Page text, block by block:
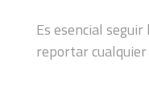
Es esencial
reportar